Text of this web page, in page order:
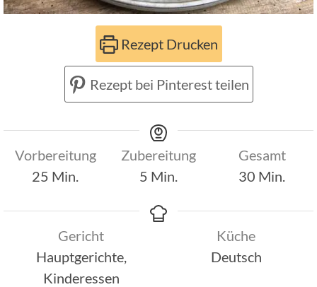
Rezept Drucken
Rezept bei Pinterest teilen
Vorbereitung
25 Minuten
Min.
Zubereitung
5 Minuten
Min.
Gesamt
30 Minuten
Min.
Gericht
Hauptgerichte,
Kinderessen
Küche
Deutsch